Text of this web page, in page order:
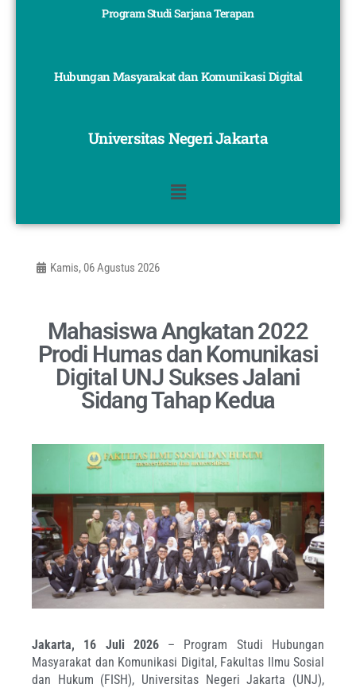
Program Studi Sarjana Terapan
Hubungan Masyarakat dan Komunikasi Digital
Universitas Negeri Jakarta
Kamis, 06 Agustus 2026
Mahasiswa Angkatan 2022
Prodi Humas dan Komunikasi
Digital UNJ Sukses Jalani
Sidang Tahap Kedua
Jakarta, 16 Juli 2026– Program Studi Hubungan
Masyarakat dan Komunikasi Digital, Fakultas Ilmu Sosial
dan Hukum (FISH), Universitas Negeri Jakarta (UNJ),